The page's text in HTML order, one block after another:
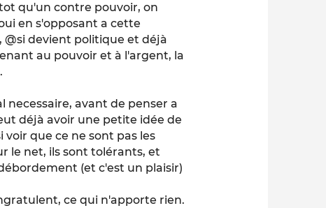
qu'un contre pouvoir, on
en s'opposant a cette
devient politique et déjà
au pouvoir et à l'argent, la
necessaire, avant de penser a
déjà avoir une petite idée de
que ce ne sont pas les
le net, ils sont tolérants, et
(et c'est un plaisir)
ce qui n'apporte rien.